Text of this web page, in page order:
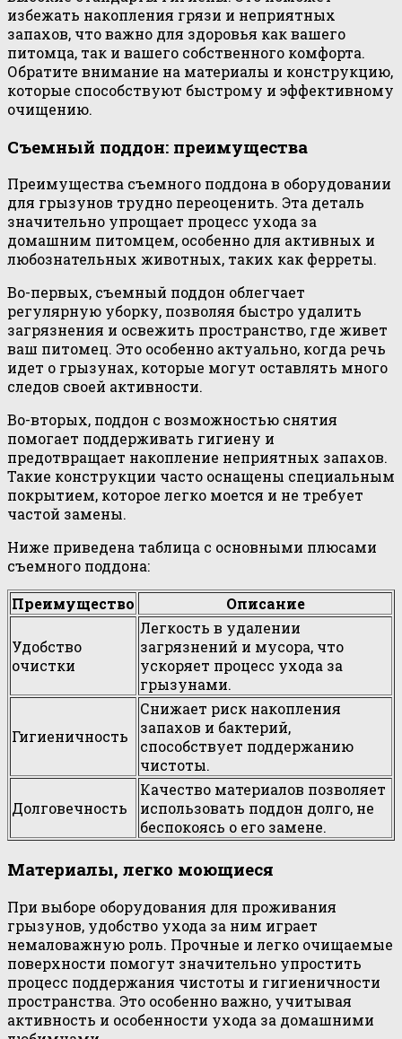
избежать накопления грязи и неприятных
запахов, что важно для здоровья как вашего
питомца, так и вашего собственного комфорта.
Обратите внимание на материалы и конструкцию,
которые способствуют быстрому и эффективному
очищению.
Съемный поддон: преимущества
Преимущества съемного поддона в оборудовании
для грызунов трудно переоценить. Эта деталь
значительно упрощает процесс ухода за
домашним питомцем, особенно для активных и
любознательных животных, таких как ферреты.
Во-первых, съемный поддон облегчает
регулярную уборку, позволяя быстро удалить
загрязнения и освежить пространство, где живет
ваш питомец. Это особенно актуально, когда речь
идет о грызунах, которые могут оставлять много
следов своей активности.
Во-вторых, поддон с возможностью снятия
помогает поддерживать гигиену и
предотвращает накопление неприятных запахов.
Такие конструкции часто оснащены специальным
покрытием, которое легко моется и не требует
частой замены.
Ниже приведена таблица с основными плюсами
съемного поддона:
Преимущество
Описание
Удобство
очистки
Легкость в удалении
загрязнений и мусора, что
ускоряет процесс ухода за
грызунами.
Гигиеничность
Снижает риск накопления
запахов и бактерий,
способствует поддержанию
чистоты.
Долговечность
Качество материалов позволяет
использовать поддон долго, не
беспокоясь о его замене.
Материалы, легко моющиеся
При выборе оборудования для проживания
грызунов, удобство ухода за ним играет
немаловажную роль. Прочные и легко очищаемые
поверхности помогут значительно упростить
процесс поддержания чистоты и гигиеничности
пространства. Это особенно важно, учитывая
активность и особенности ухода за домашними